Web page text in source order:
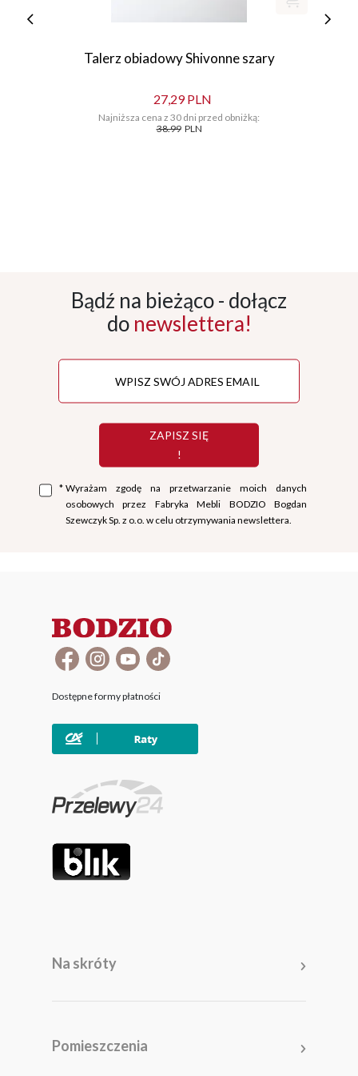
Talerz obiadowy Shivonne szary
27,29 PLN
Najniższa cena z 30 dni przed obniżką:
38.99 PLN
Bądź na bieżąco - dołącz
do newslettera!
ZAPISZ SIĘ
!
* Wyrażam zgodę na przetwarzanie moich danych
osobowych przez Fabryka Mebli BODZIO Bogdan
Szewczyk Sp. z o.o. w celu otrzymywania newslettera.
Dostępne formy płatności
Na skróty
Pomieszczenia
Pomieszczenia